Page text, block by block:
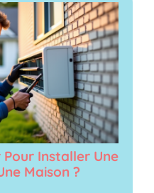
Installer Une
Maison ?